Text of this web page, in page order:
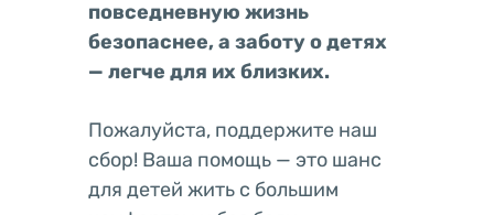
повседневную жизнь
безопаснее, а заботу о детях
— легче для их близких.
Пожалуйста, поддержите наш
сбор! Ваша помощь — это шанс
для детей жить с большим